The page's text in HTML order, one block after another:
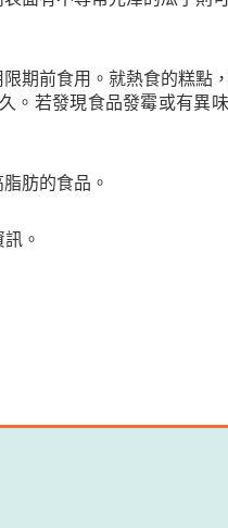
期前食用。就熱食的糕點
。若發現食品發霉或有異
肪的食品。
。